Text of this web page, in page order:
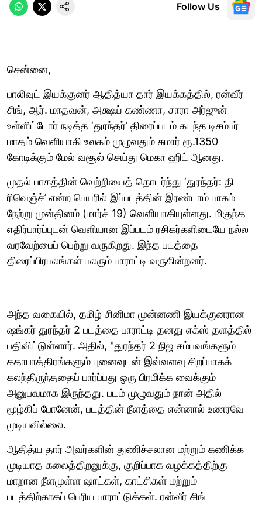
Follow Us
சென்னை,
பாலிவுட் இயக்குனர் ஆதித்யா தார் இயக்கத்தில், ரன்வீர்
சிங், ஆர். மாதவன், அக்ஷய் கண்ணா, சாரா அர்ஜுன்
உள்ளிட்டோர் நடித்த ‘துரந்தர்’ திரைப்படம் கடந்த டிசம்பர்
மாதம் வெளியாகி உலகம் முழுவதும் சுமார் ரூ.1350
கோடிக்கும் மேல் வசூல் செய்து மெகா ஹிட் ஆனது.
முதல் பாகத்தின் வெற்றியைத் தொடர்ந்து ‘துரந்தர்: தி
ரிவெஞ்ச்’ என்ற பெயரில் இப்படத்தின் இரண்டாம் பாகம்
நேற்று முன்தினம் (மார்ச் 19) வெளியாகியுள்ளது. மிகுந்த
எதிர்பார்ப்புடன் வெளியான இப்படம் ரசிகர்களிடையே நல்ல
வரவேற்பைப் பெற்று வருகிறது. இந்த படத்தை
திரைப்பிரபலங்கள் பலரும் பாராட்டி வருகின்றனர்.
அந்த வகையில், தமிழ் சினிமா முன்னணி இயக்குனரான
ஷங்கர் துரந்தர் 2 படத்தை பாராட்டி தனது எக்ஸ் தளத்தில்
பதிவிட்டுள்ளார். அதில், "துரந்தர் 2 நிஜ சம்பவங்களும்
கதாபாத்திரங்களும் புனைவுடன் இவ்வளவு சிறப்பாகக்
கலந்திருந்ததைப் பார்ப்பது ஒரு பிரமிக்க வைக்கும்
அனுபவமாக இருந்தது. படம் முழுவதும் நான் அதில்
மூழ்கிப் போனேன், படத்தின் நீளத்தை என்னால் உணரவே
முடியவில்லை.
ஆதித்ய தார் அவர்களின் துணிச்சலான மற்றும் கணிக்க
முடியாத கலைத்திறனுக்கு, குறிப்பாக வழக்கத்திற்கு
மாறான நீளமுள்ள ஷாட்கள், காட்சிகள் மற்றும்
படத்திற்காகப் பெரிய பாராட்டுக்கள். ரன்வீர் சிங்